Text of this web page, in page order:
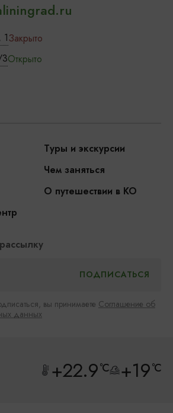
Закрыто
Открыто
Туры и экскурсии
Чем заняться
О путешествии в КО
вы принимаете Соглашение об
данных
+22.9°C +19°C